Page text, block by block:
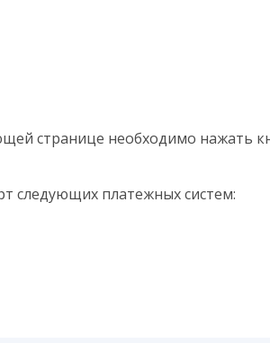
странице необходимо нажать
следующих платежных систем: